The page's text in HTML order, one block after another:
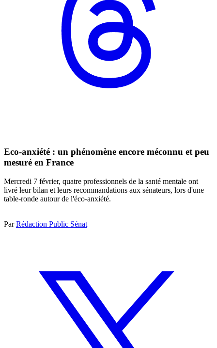
Eco-anxiété : un phénomène encore méconnu et peu
mesuré en France
Mercredi 7 février, quatre professionnels de la santé mentale ont
livré leur bilan et leurs recommandations aux sénateurs, lors d'une
table-ronde autour de l'éco-anxiété.
ParRédaction Public Sénat